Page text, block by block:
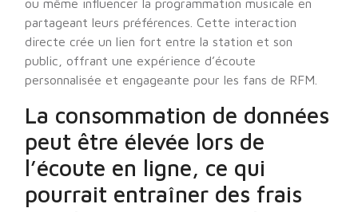
ou même influencer la programmation musicale en
partageant leurs préférences. Cette interaction
directe crée un lien fort entre la station et son
public, offrant une expérience d’écoute
personnalisée et engageante pour les fans de RFM.
La consommation de données
peut être élevée lors de
l’écoute en ligne, ce qui
pourrait entraîner des frais